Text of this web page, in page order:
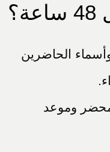
الحاضرين
وموعد